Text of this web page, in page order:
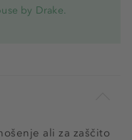
by Drake.
ali za zaščito